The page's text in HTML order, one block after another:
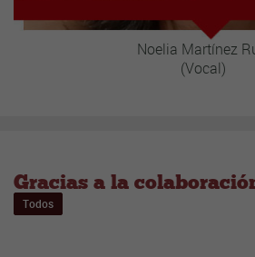
Noelia Martínez
(Vocal)
Gracias a la
Todos